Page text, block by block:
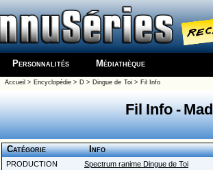
Personnalités Médiathèque
Accueil > Encyclopédie> D > Dingue de Toi> Fil Info
Fil Info -
Catégorie Info
PRODUCTION Spectrum ranime Dingue de Toi